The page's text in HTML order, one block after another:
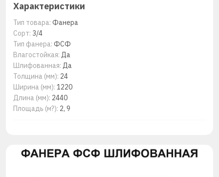
Характеристики
Тип товара: Фанера
Сорт: 3/4
Тип фанера: ФСФ
Влагостойкая: Да
Шлифованная: Да
Толщина (мм): 24
Ширина (мм): 1220
Длина (мм): 2440
Площадь (м?): 2, 9